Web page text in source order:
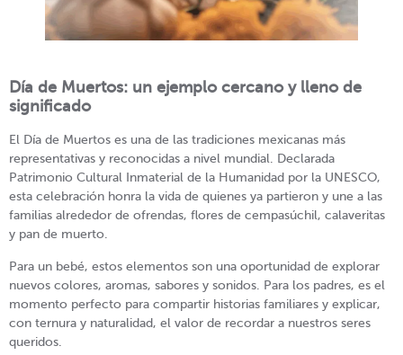
Día de Muertos: un ejemplo cercano y lleno de
significado
El Día de Muertos es una de las tradiciones mexicanas más
representativas y reconocidas a nivel mundial. Declarada
Patrimonio Cultural Inmaterial de la Humanidad por la UNESCO,
esta celebración honra la vida de quienes ya partieron y une a las
familias alrededor de ofrendas, flores de cempasúchil, calaveritas
y pan de muerto.
Para un bebé, estos elementos son una oportunidad de explorar
nuevos colores, aromas, sabores y sonidos. Para los padres, es el
momento perfecto para compartir historias familiares y explicar,
con ternura y naturalidad, el valor de recordar a nuestros seres
queridos.